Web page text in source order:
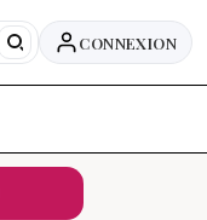
CONNEXION